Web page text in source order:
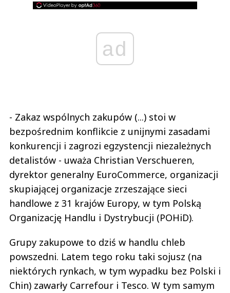
ad
- Zakaz wspólnych zakupów (...) stoi w
bezpośrednim konflikcie z unijnymi zasadami
konkurencji i zagrozi egzystencji niezależnych
detalistów - uważa Christian Verschueren,
dyrektor generalny EuroCommerce, organizacji
skupiającej organizacje zrzeszające sieci
handlowe z 31 krajów Europy, w tym Polską
Organizację Handlu i Dystrybucji (POHiD).
Grupy zakupowe to dziś w handlu chleb
powszedni. Latem tego roku taki sojusz (na
niektórych rynkach, w tym wypadku bez Polski i
Chin) zawarły Carrefour i Tesco. W tym samym